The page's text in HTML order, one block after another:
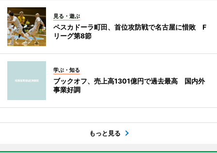
見る・遊ぶ
ペスカドーラ町田、首位攻防戦で名古屋に惜敗 F
リーグ第8節
学ぶ・知る
ブックオフ、売上高1301億円で過去最高 国内外
事業好調
もっと見る